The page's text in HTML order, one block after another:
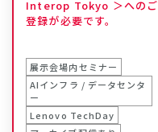
Interop Tokyo ＞へのご
登録が必要です。
展示会場内セミナー
AIインフラ / データセンタ
ー
Lenovo TechDay